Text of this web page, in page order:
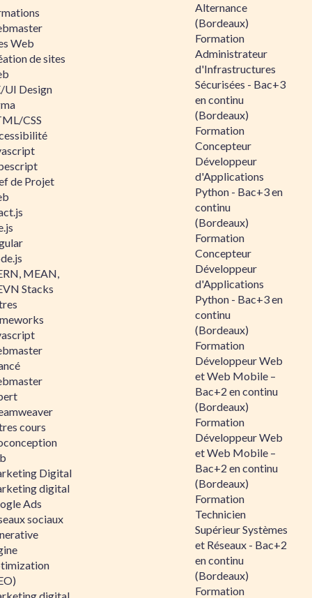
Web
de sites
UI Design
CSS
de Projet
MEAN,
Stacks
cours
Digital
digital
Ads
sociaux
Alternance
(Bordeaux)
Formation
Administrateur
d'Infrastructures
Sécurisées - Bac+3
en continu
(Bordeaux)
Formation
Concepteur
Développeur
d'Applications
Python - Bac+3 en
continu
(Bordeaux)
Formation
Concepteur
Développeur
d'Applications
Python - Bac+3 en
continu
(Bordeaux)
Formation
Développeur Web
et Web Mobile –
Bac+2 en continu
(Bordeaux)
Formation
Développeur Web
et Web Mobile –
Bac+2 en continu
(Bordeaux)
Formation
Technicien
Supérieur Systèmes
et Réseaux - Bac+2
en continu
(Bordeaux)
Formation